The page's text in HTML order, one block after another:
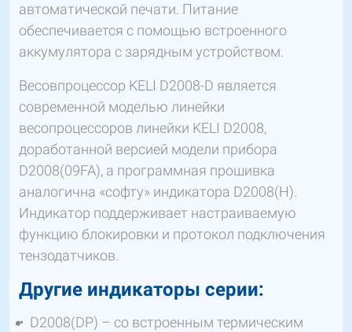
автоматической печати. Питание
обеспечивается с помощью встроенного
аккумулятора с зарядным устройством.
Весовпроцессор KELI D2008-D является
современной моделью линейки
весопроцессоров линейки KELI D2008,
доработанной версией модели прибора
D2008(09FA), а программная прошивка
аналогична «софту» индикатора D2008(Н).
Индикатор поддерживает настраиваемую
функцию блокировки и протокол подключения
тензодатчиков.
Другие индикаторы серии:
D2008(DP) – со встроенным термическим